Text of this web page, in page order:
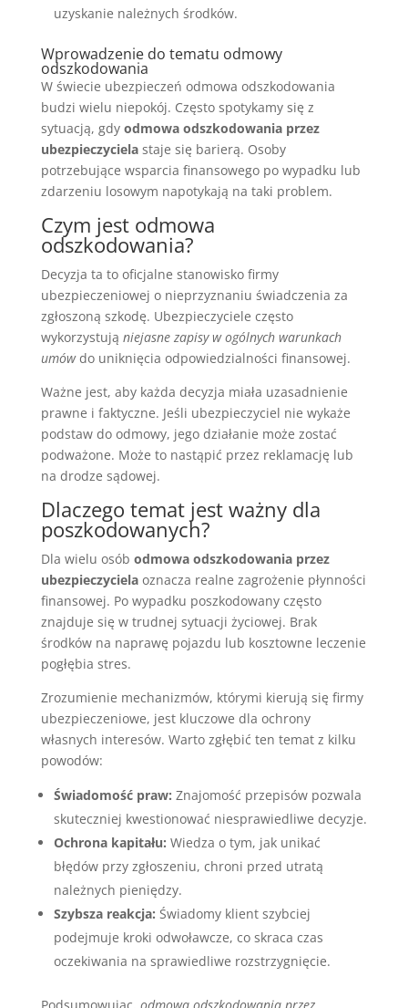
uzyskanie należnych środków.
Wprowadzenie do tematu odmowy
odszkodowania
W świecie ubezpieczeń odmowa odszkodowania
budzi wielu niepokój. Często spotykamy się z
sytuacją, gdy odmowa odszkodowania przez
ubezpieczycielastaje się barierą. Osoby
potrzebujące wsparcia finansowego po wypadku lub
zdarzeniu losowym napotykają na taki problem.
Czym jest odmowa
odszkodowania?
Decyzja ta to oficjalne stanowisko firmy
ubezpieczeniowej o nieprzyznaniu świadczenia za
zgłoszoną szkodę. Ubezpieczyciele często
wykorzystują niejasne zapisy w ogólnych warunkach
umówdo uniknięcia odpowiedzialności finansowej.
Ważne jest, aby każda decyzja miała uzasadnienie
prawne i faktyczne. Jeśli ubezpieczyciel nie wykaże
podstaw do odmowy, jego działanie może zostać
podważone. Może to nastąpić przez reklamację lub
na drodze sądowej.
Dlaczego temat jest ważny dla
poszkodowanych?
Dla wielu osób odmowa odszkodowania przez
ubezpieczycielaoznacza realne zagrożenie płynności
finansowej. Po wypadku poszkodowany często
znajduje się w trudnej sytuacji życiowej. Brak
środków na naprawę pojazdu lub kosztowne leczenie
pogłębia stres.
Zrozumienie mechanizmów, którymi kierują się firmy
ubezpieczeniowe, jest kluczowe dla ochrony
własnych interesów. Warto zgłębić ten temat z kilku
powodów:
Świadomość praw: Znajomość przepisów pozwala
skuteczniej kwestionować niesprawiedliwe decyzje.
Ochrona kapitału: Wiedza o tym, jak unikać
błędów przy zgłoszeniu, chroni przed utratą
należnych pieniędzy.
Szybsza reakcja: Świadomy klient szybciej
podejmuje kroki odwoławcze, co skraca czas
oczekiwania na sprawiedliwe rozstrzygnięcie.